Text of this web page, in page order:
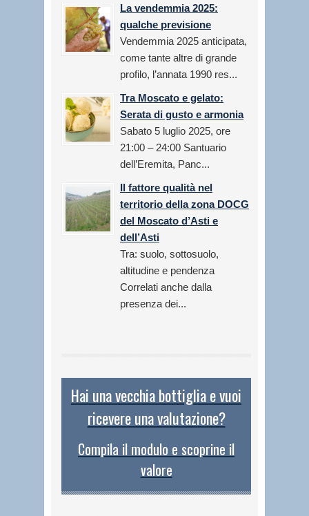
La vendemmia 2025:
qualche previsione
Vendemmia 2025 anticipata,
come tante altre di grande
profilo, l’annata 1990 res...
Tra Moscato e gelato:
Serata di gusto e armonia
Sabato 5 luglio 2025, ore
21:00 – 24:00 Santuario
dell’Eremita, Panc...
Il fattore qualità nel
territorio della zona DOCG
del Moscato d’Asti e
dell’Asti
Tra: suolo, sottosuolo,
altitudine e pendenza
Correlati anche dalla
presenza dei...
Hai una vecchia bottiglia e vuoi
ricevere una valutazione?
Compila il modulo e scoprine il
valore